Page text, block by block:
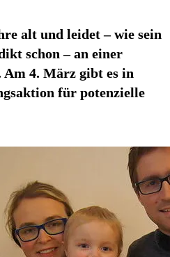
alt und leidet – wie sein
schon – an einer
4. März gibt es in
für potenzielle